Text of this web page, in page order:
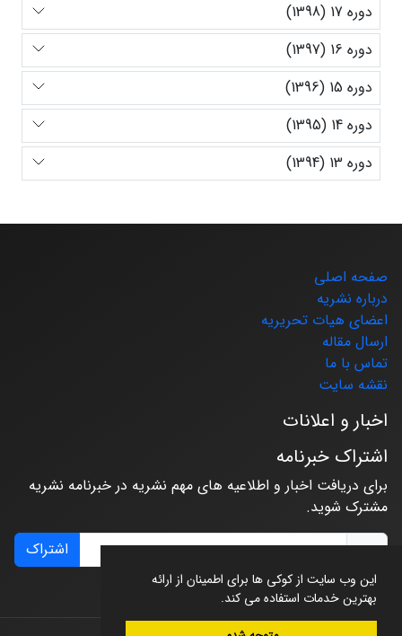
این وب سایت از کوکی ها برای اطمینان از ارائه
بهترین خدمات استفاده می کند.
دوره 17 (1398)
دوره 16 (1397)
دوره 15 (1396)
دوره 14 (1395)
دوره 13 (1394)
صفحه اصلی
درباره نشریه
اعضای هیات تحریریه
ارسال مقاله
تماس با ما
نقشه سایت
اخبار و اعلانات
اشتراک خبرنامه
برای دریافت اخبار و اطلاعیه های مهم نشریه در خبرنامه نشریه
مشترک شوید.
اشتراک